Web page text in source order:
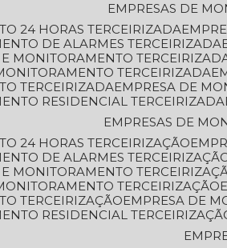
EMPRESAS DE
24 HORAS TERCEIRIZADA
DE ALARMES TERCEIRIZADA
E MONITORAMENTO
TERCEIRIZADA
TERCEIRIZADA
EMPRESA DE
RESIDENCIAL TERCEIRIZADA
EMPRESAS DE
24 HORAS TERCEIRIZAÇÃO
DE ALARMES
E MONITORAMENTO
TERCEIRIZAÇÃO
TERCEIRIZAÇÃO
EMPRESA DE
RESIDENCIAL